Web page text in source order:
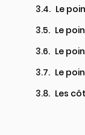
Le
Le
Le
Le
Les